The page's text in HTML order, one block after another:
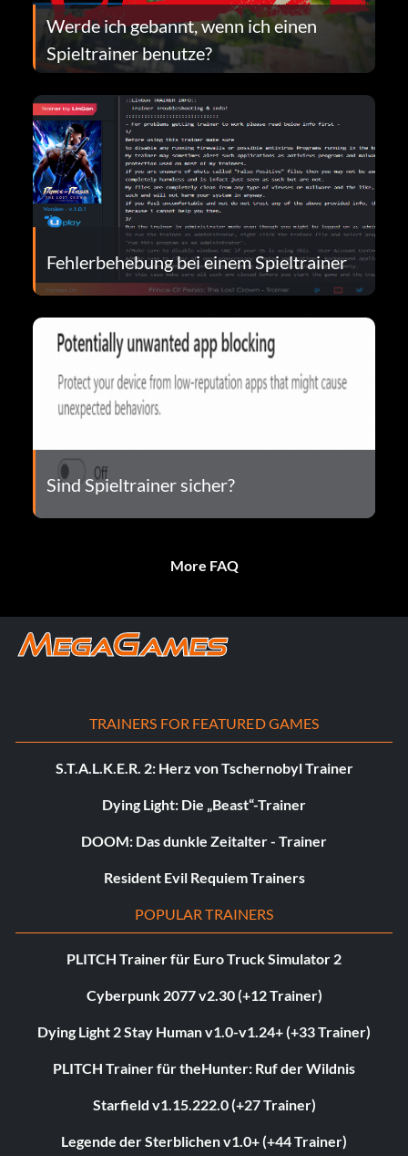
Werde ich gebannt, wenn ich einen
Spieltrainer benutze?
Fehlerbehebung bei einem Spieltrainer
Sind Spieltrainer sicher?
More FAQ
TRAINERS FOR FEATURED GAMES
S.T.A.L.K.E.R. 2: Herz von Tschernobyl Trainer
Dying Light: Die „Beast“-Trainer
DOOM: Das dunkle Zeitalter - Trainer
Resident Evil Requiem Trainers
POPULAR TRAINERS
PLITCH Trainer für Euro Truck Simulator 2
Cyberpunk 2077 v2.30 (+12 Trainer)
Dying Light 2 Stay Human v1.0-v1.24+ (+33 Trainer)
PLITCH Trainer für theHunter: Ruf der Wildnis
Starfield v1.15.222.0 (+27 Trainer)
Legende der Sterblichen v1.0+ (+44 Trainer)